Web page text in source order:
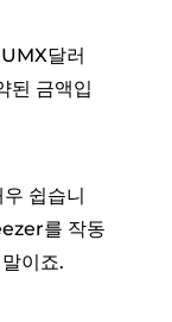
달러
된 금액입
쉽습니
를 작동
이죠.